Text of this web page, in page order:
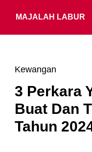
MAJALAH LABUR
Kewangan
3 Perkara
Buat Dan
Tahun